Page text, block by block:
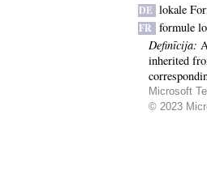
DE lokale
FR formule
Definīcija:
inherited
Microsoft
© 2023